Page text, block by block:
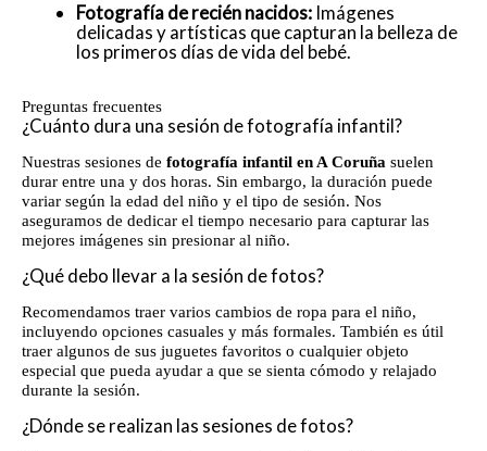
Fotografía de recién nacidos: Imágenes
delicadas y artísticas que capturan la belleza de
los primeros días de vida del bebé.
Preguntas frecuentes
¿Cuánto dura una sesión de fotografía infantil?
Nuestras sesiones de fotografía infantil en A Coruña suelen
durar entre una y dos horas. Sin embargo, la duración puede
variar según la edad del niño y el tipo de sesión. Nos
aseguramos de dedicar el tiempo necesario para capturar las
mejores imágenes sin presionar al niño.
¿Qué debo llevar a la sesión de fotos?
Recomendamos traer varios cambios de ropa para el niño,
incluyendo opciones casuales y más formales. También es útil
traer algunos de sus juguetes favoritos o cualquier objeto
especial que pueda ayudar a que se sienta cómodo y relajado
durante la sesión.
¿Dónde se realizan las sesiones de fotos?